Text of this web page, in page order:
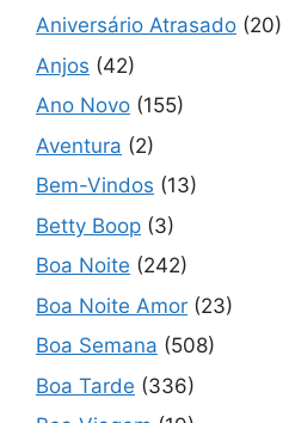
Aniversário Atrasado (20)
Anjos (42)
Ano Novo (155)
Aventura (2)
Bem-Vindos (13)
Betty Boop (3)
Boa Noite (242)
Boa Noite Amor (23)
Boa Semana (508)
Boa Tarde (336)